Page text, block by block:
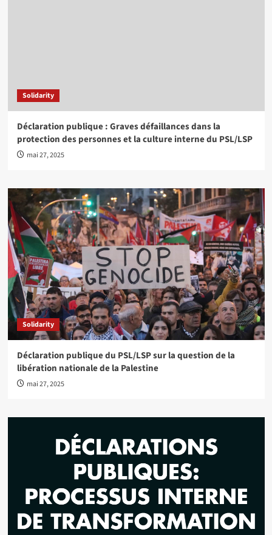
Solidarity
Déclaration publique : Graves défaillances dans la
protection des personnes et la culture interne du PSL/LSP
mai 27, 2025
Solidarity
Déclaration publique du PSL/LSP sur la question de la
libération nationale de la Palestine
mai 27, 2025